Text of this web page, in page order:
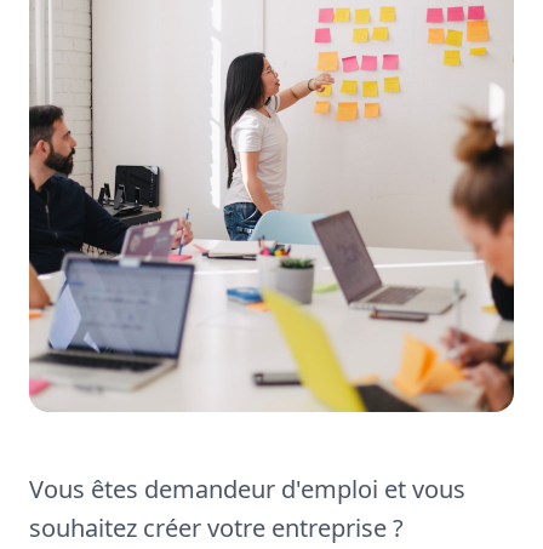
Vous êtes demandeur d'emploi et vous
souhaitez créer votre entreprise ?